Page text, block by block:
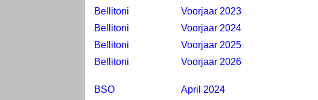
Bellitoni
Voorjaar 2023
Bellitoni
Voorjaar 2024
Bellitoni
Voorjaar 2025
Bellitoni
Voorjaar 2026
BSO April 2024